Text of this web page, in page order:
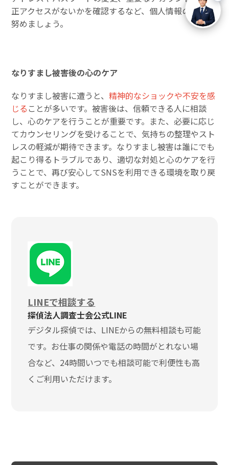
正アクセスがないかを確認するなど、個人情報の保護に
努めましょう。
なりすまし被害後の心のケア
なりすまし被害に遭うと、精神的なショックや不安を感
じる ことが多いです。被害後は、信頼できる人に相談
し、心のケアを行うことが重要です。また、必要に応じ
てカウンセリングを受けることで、気持ちの整理やスト
レスの軽減が期待できます。なりすまし被害は誰にでも
起こり得るトラブルであり、適切な対処と心のケアを行
うことで、再び安心してSNSを利用できる環境を取り戻
すことができます。
LINEで相談する
探偵法人調査士会公式LINE
デジタル探偵では、LINEからの無料相談も可能
です。お仕事の関係や電話の時間がとれない場
合など、24時間いつでも相談可能で利便性も高
くご利用いただけます。